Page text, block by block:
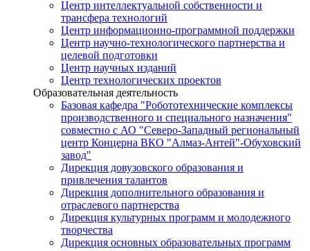
Центр интеллектуальной собственности и
трансфера технологий
Центр информационно-программной поддержки
Центр научно-технологического партнерства и
целевой подготовки
Центр научных изданий
Центр технологических проектов
Образовательная деятельность
Базовая кафедра "Робототехнические комплексы
производственного и специального назначения"
совместно с АО "Северо-Западный региональный
центр Концерна ВКО "Алмаз-Антей"-Обуховский
завод"
Дирекция довузовского образования и
привлечения талантов
Дирекция дополнительного образования и
отраслевого партнерства
Дирекция культурных программ и молодежного
творчества
Дирекция основных образовательных программ